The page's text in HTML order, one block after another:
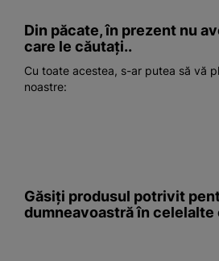
Din păcate, în prezent nu
care le căutați..
Cu toate acestea, s-ar putea să vă
noastre:
Găsiți produsul potrivit
dumneavoastră în celelalte